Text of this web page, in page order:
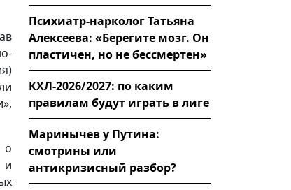
о
и
Психиатр-нарколог Татьяна
Алексеева: «Берегите мозг. Он
пластичен, но не бессмертен»
КХЛ-2026/2027: по каким
правилам будут играть в лиге
Маринычев у Путина:
смотрины или
антикризисный разбор?